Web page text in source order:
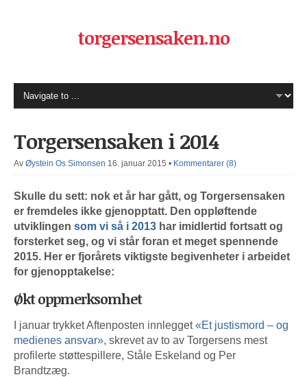
torgersensaken.no
Torgersensaken i 2014
Av Øystein Os Simonsen 16. januar 2015 • Kommentarer (8)
Skulle du sett: nok et år har gått, og Torgersensaken
er fremdeles ikke gjenopptatt. Den oppløftende
utviklingen som vi så i 2013 har imidlertid fortsatt og
forsterket seg, og vi står foran et meget spennende
2015. Her er fjorårets viktigste begivenheter i arbeidet
for gjenopptakelse:
Økt oppmerksomhet
I januar trykket Aftenposten innlegget«Et justismord – og
medienes ansvar», skrevet av to av Torgersens mest
profilerte støttespillere, Ståle Eskeland og Per
Brandtzæg.